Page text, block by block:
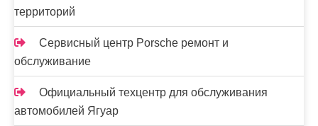
территорий
Сервисный центр Porsche ремонт и
обслуживание
Официальный техцентр для обслуживания
автомобилей Ягуар